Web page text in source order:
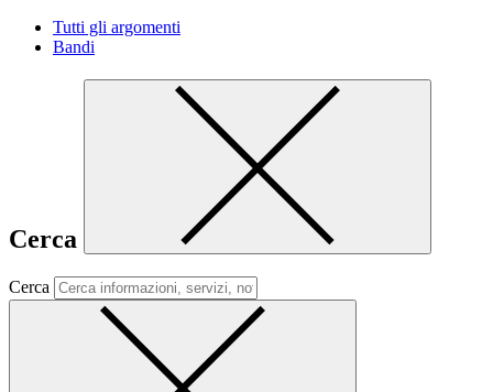
Tutti gli argomenti
Bandi
Cerca
Cerca